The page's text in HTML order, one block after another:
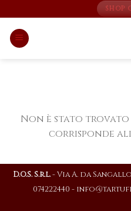
to
content
SHOP
Non è stato trovato
corrisponde
D.O.S. S.r.l.- Via A. da
074222440 -